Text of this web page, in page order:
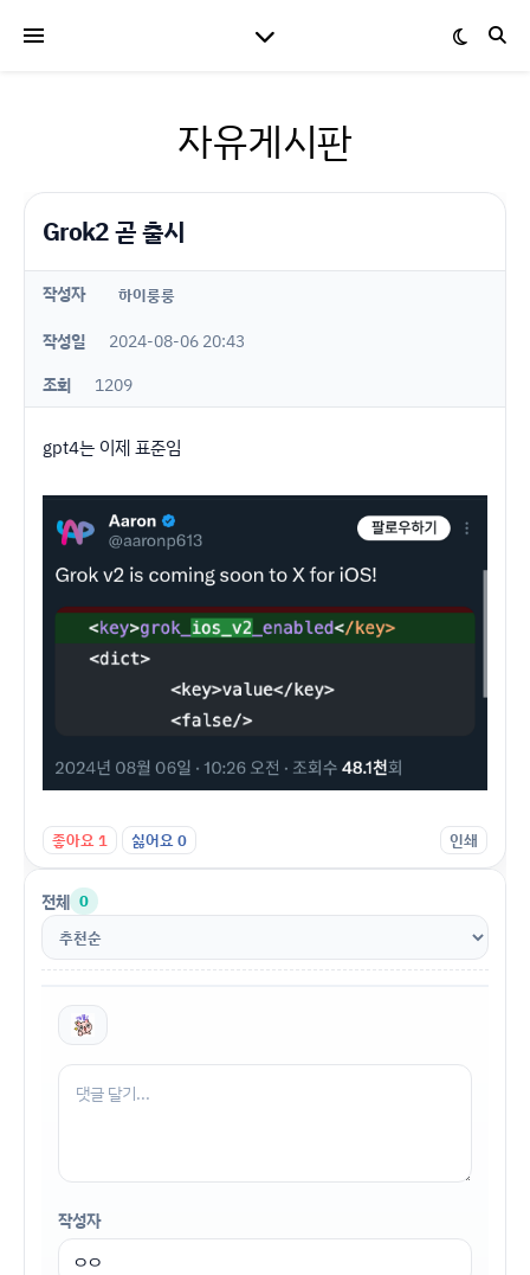
자유게시판
Grok2 곧 출시
작성자 하이룽룽
작성일
2024-08-06 20:43
조회
1209
gpt4는 이제 표준임
좋아요1 싫어요0 인쇄
전체 0
작성자